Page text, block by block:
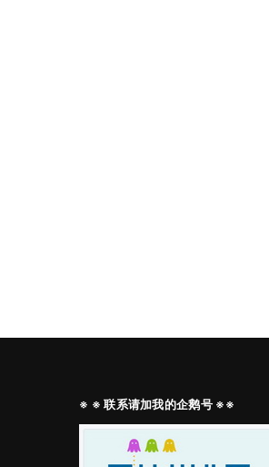
※ ※ 联系请加我的企鹅号 ※※